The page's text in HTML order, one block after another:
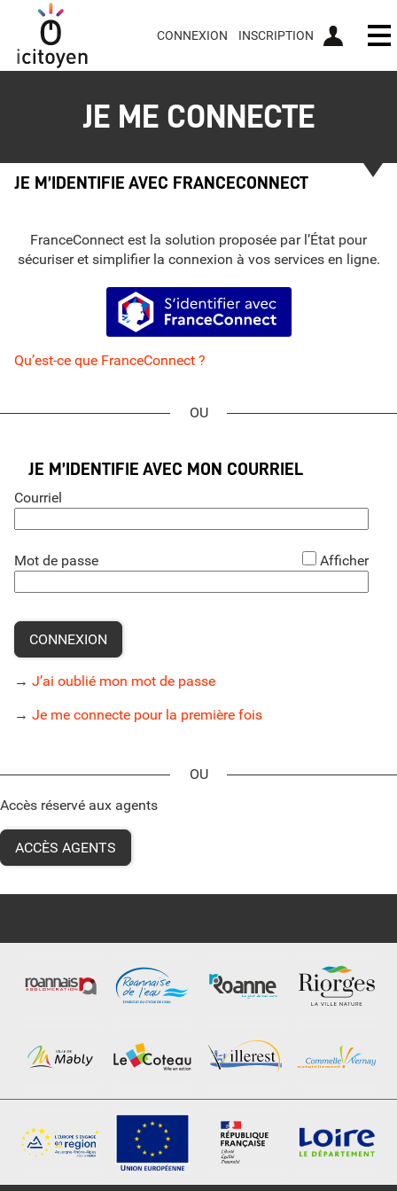
CONNEXION INSCRIPTION
JE ME CONNECTE
JE M’IDENTIFIE AVEC FRANCECONNECT
FranceConnect est la solution proposée par l’État pour
sécuriser et simplifier la connexion à vos services en ligne.
S’identifier avec FranceConnect
Qu’est-ce que FranceConnect ?
JE M’IDENTIFIE AVEC MON COURRIEL
Courriel
Mot de passe Afficher
CONNEXION
→ J’ai oublié mon mot de passe
→ Je me connecte pour la première fois
Accès réservé aux agents
ACCÈS AGENTS